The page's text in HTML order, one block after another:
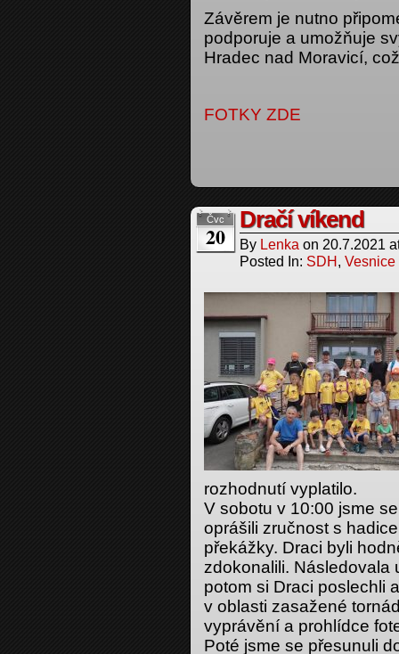
Závěrem je nutno
podporuje a umožňuje
Hradec nad Moravicí,
FOTKY ZDE
Čvc
20
Dračí víkend
By Lenka on 20.7.2021
Posted In: SDH, Vesnice
rozhodnutí vyplatilo.
V sobotu v 10:00 jsme
oprášili zručnost s
překážky. Draci byli
zdokonalili. Následovala
potom si Draci poslechli
v oblasti zasažené
vyprávění a prohlídce
Poté jsme se přesunuli